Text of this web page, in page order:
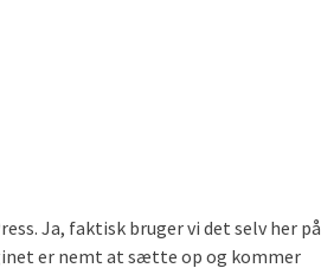
Ja, faktisk bruger vi det selv her på
er nemt at sætte op og kommer